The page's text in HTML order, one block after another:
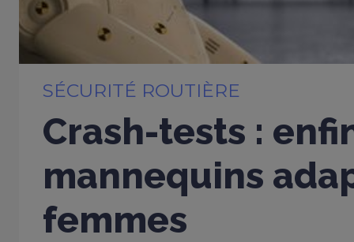
SÉCURITÉ ROUTIÈRE
Crash-tests :
mannequins
femmes